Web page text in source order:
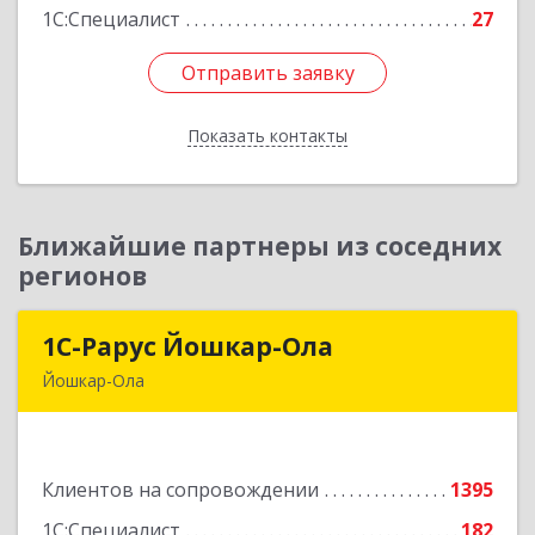
1С:Специалист
27
Отправить заявку
Показать контакты
Подробнее
Отправить заявку
Назад
Ближайшие партнеры из соседних
регионов
1С-Рарус Йошкар-Ола
Йошкар-Ола
Клиентов на сопровождении
1395
1С-Рарус Йошкар-Ола
Подробнее